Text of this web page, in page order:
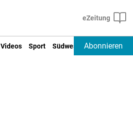
Videos Sport Südwest Deutschland
Abonnieren